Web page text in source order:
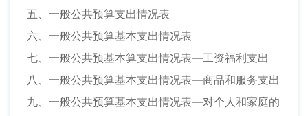
五、一般公共预算支出情况表
六、一般公共预算基本支出情况表
七、一般公共预基本算支出情况表—工资福利支出
八、一般公共预算基本支出情况表—商品和服务支出
九、一般公共预算基本支出情况表—对个人和家庭的